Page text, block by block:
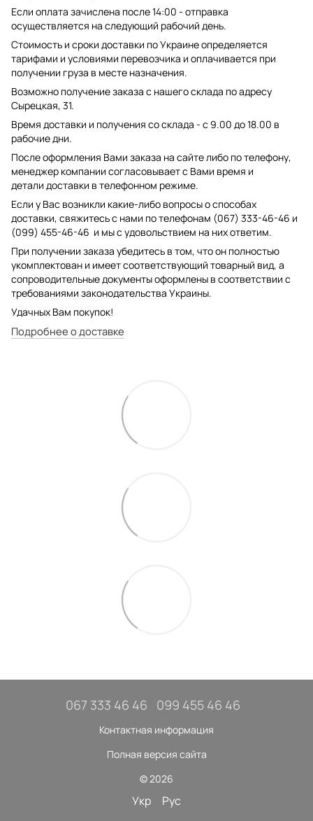
Если оплата зачислена после 14:00 - отправка
осуществляется на следующий рабочий день.
Стоимость и сроки доставки по Украине определяется
тарифами и условиями перевозчика и оплачивается при
получении груза в месте назначения.
Возможно получение заказа с нашего склада по адресу
Сырецкая, 31.
Время доставки и получения со склада - с 9.00 до 18.00 в
рабочие дни.
После оформления Вами заказа на сайте либо по телефону,
менеджер компании согласовывает с Вами время и
детали доставки в телефонном режиме.
Если у Вас возникли какие-либо вопросы о способах
доставки, свяжитесь с нами по телефонам (067) 333-46-46 и
(099) 455-46-46 и мы с удовольствием на них ответим.
При получении заказа убедитесь в том, что он полностью
укомплектован и имеет соответствующий товарный вид, а
сопроводительные документы оформлены в соответствии с
требованиями законодательства Украины.
Удачных Вам покупок!
Подробнее о доставке
067 333 46 46 099 455 46 46
Контактная информация
Полная версия сайта
© 2026
Укр Рус